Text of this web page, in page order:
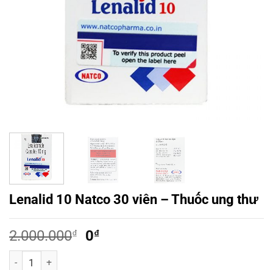
Lenalid 10 Natco 30 viên – Thuốc ung thư
2.000.000₫
Giá
0₫Giá
Lenalid 10 Natco 30 viên - Thuốc ung thư số lượng